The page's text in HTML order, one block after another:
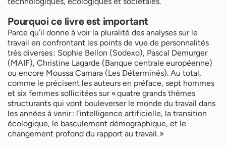
Pourquoi ce livre est important
Parce qu’il donne à voir la pluralité des analyses sur le
travail en confrontant les points de vue de personnalités
très diverses : Sophie Bellon (Sodexo), Pascal Demurger
(MAIF), Christine Lagarde (Banque centrale européenne)
ou encore Moussa Camara (Les Déterminés). Au total,
comme le précisent les auteurs en préface, sept hommes
et six femmes sollicitées sur « quatre grands thèmes
structurants qui vont bouleverser le monde du travail dans
les années à venir : l’intelligence artificielle, la transition
écologique, le basculement démographique, et le
changement profond du rapport au travail. »